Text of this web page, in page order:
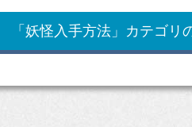
「妖怪入手方法」カテゴリ